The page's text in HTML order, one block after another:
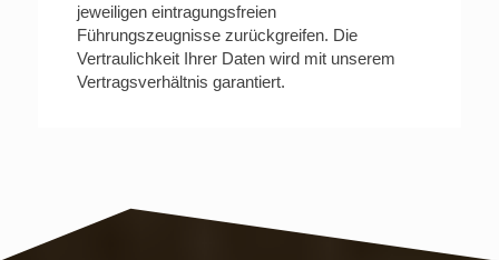
jeweiligen eintragungsfreien
Führungszeugnisse zurückgreifen. Die
Vertraulichkeit Ihrer Daten wird mit unserem
Vertragsverhältnis garantiert.